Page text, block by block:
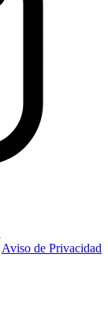
Aviso de Privacidad